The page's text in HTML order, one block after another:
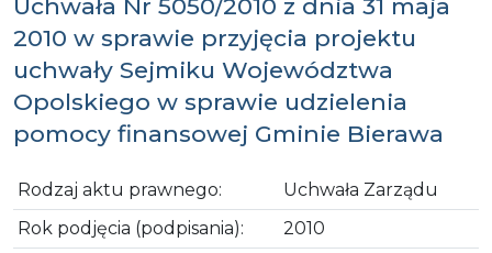
Uchwała Nr 5050/2010 z dnia 31 maja
2010 w sprawie przyjęcia projektu
uchwały Sejmiku Województwa
Opolskiego w sprawie udzielenia
pomocy finansowej Gminie Bierawa
Rodzaj aktu prawnego:
Uchwała Zarządu
Rok podjęcia (podpisania):
2010